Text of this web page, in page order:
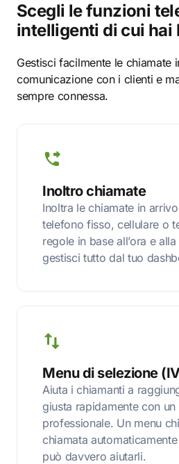
Scegli le funzioni
intelligenti di cui hai
Gestisci facilmente le chiamate
comunicazione con i clienti e
sempre connessa.
Inoltro chiamate
Inoltra le chiamate in
telefono fisso, cellulare o
regole in base all’ora e
gestisci tutto dal tuo
Menu di selezione
Aiuta i chiamanti a
giusta rapidamente con
professionale. Un menu
chiamata
può davvero aiutarli.